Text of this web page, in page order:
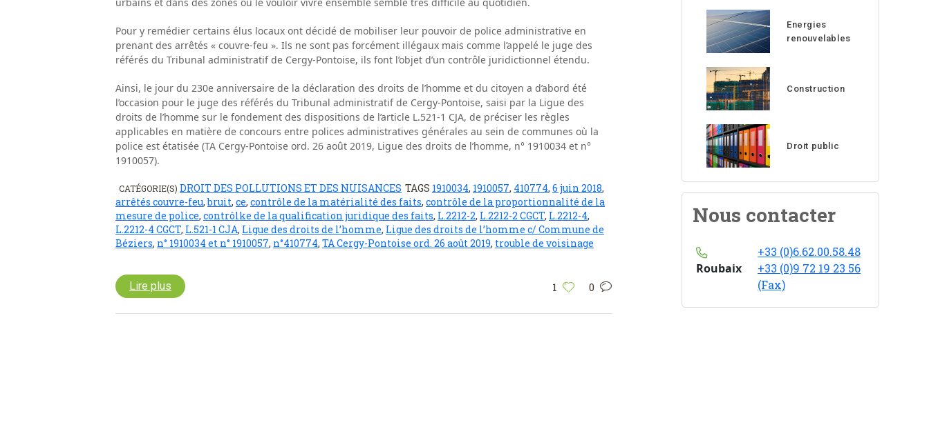
Pour y remédier certains élus locaux ont décidé de mobiliser leur pouvoir de police administrative en
prenant des arrêtés « couvre-feu ». Ils ne sont pas forcément illégaux mais comme l’appelé le juge des
référés du Tribunal administratif de Cergy-Pontoise, ils font l’objet d’un contrôle juridictionnel étendu.
Ainsi, le jour du 230e anniversaire de la déclaration des droits de l’homme et du citoyen a d’abord été
l’occasion pour le juge des référés du Tribunal administratif de Cergy-Pontoise, saisi par la Ligue des
droits de l’homme sur le fondement des dispositions de l’article L.521-1 CJA, de préciser les règles
applicables en matière de concours entre polices administratives générales au sein de communes où la
police est étatisée (TA Cergy-Pontoise ord. 26 août 2019, Ligue des droits de l’homme, n° 1910034 et n°
1910057).
CATÉGORIE(S) DROIT DES POLLUTIONS ET DES NUISANCES TAGS 1910034, 1910057, 410774, 6 juin 2018,
arrêtés couvre-feu,bruit, ce, contrôle de la matérialité des faits, contrôle de la proportionnalité de la
mesure de police, contrôlke de la qualification juridique des faits, L.2212-2, L.2212-2 CGCT, L.2212-4,
L.2212-4 CGCT, L.521-1 CJA, Ligue des droits de l’homme, Ligue des droits de l’homme c/ Commune de
Béziers, n° 1910034 et n° 1910057, n°410774, TA Cergy-Pontoise ord. 26 août 2019, trouble de voisinage
1 0
Lire plus
Energies
renouvelables
Construction
Droit public
Nous contacter
Roubaix
+33 (0)6.62.00.58.48
+33 (0)9 72 19 23 56
(Fax)